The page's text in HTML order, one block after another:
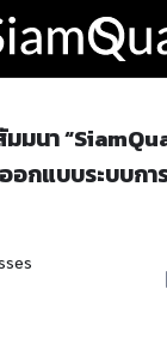
มนา
อกแบบระบบก